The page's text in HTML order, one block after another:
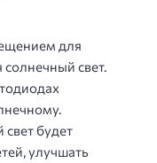
для
солнечный свет.
будет
улучшать